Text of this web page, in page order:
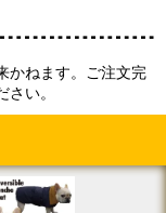
かねます。ご注文完
い。